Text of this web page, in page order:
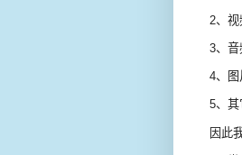
2、
3、音
4、图
5、其
因此